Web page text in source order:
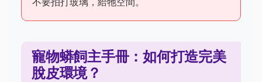
寵物蟒飼主手冊：如何打造完美
脫皮環境？